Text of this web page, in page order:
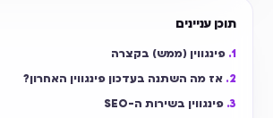
תוכן עניינים
פינגווין (ממש) בקצרה
אז מה השתנה בעדכון פינגווין האחרון?
פינגווין בשירות ה-SEO